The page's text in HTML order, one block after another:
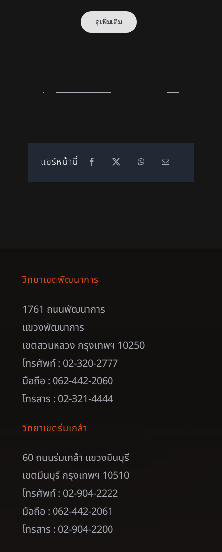
ดูเพิ่มเติม
แชร์หน้านี้
วิทยาเขตพัฒนาการ
1761 ถนนพัฒนาการ
แขวงพัฒนาการ
เขตสวนหลวง กรุงเทพฯ 10250
โทรศัพท์ : 02-320-2777
มือถือ : 062-442-2060
โทรสาร : 02-321-4444
วิทยาเขตร่มเกล้า
60 ถนนร่มเกล้า แขวงมีนบุรี
เขตมีนบุรี กรุงเทพฯ 10510
โทรศัพท์ : 02-904-2222
มือถือ : 062-442-2061
โทรสาร : 02-904-2200